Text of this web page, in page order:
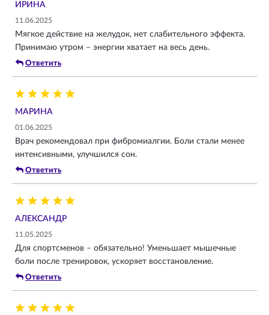
ИРИНА
11.06.2025
Мягкое действие на желудок, нет слабительного эффекта.
Принимаю утром – энергии хватает на весь день.
Ответить
МАРИНА
01.06.2025
Врач рекомендовал при фибромиалгии. Боли стали менее
интенсивными, улучшился сон.
Ответить
АЛЕКСАНДР
11.05.2025
Для спортсменов – обязательно! Уменьшает мышечные
боли после тренировок, ускоряет восстановление.
Ответить